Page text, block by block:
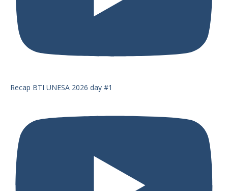
Recap BTI UNESA 2026 day #1